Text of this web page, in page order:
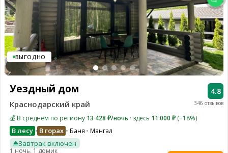
ВЫГОДНО
346 отзывов
4.8
Уездный дом
Краснодарский край
💰 В среднем по региону 13 428 ₽/ночь · здесь 11 000 ₽ (−18%)
В лесу • В горах Баня Мангал
Завтрак включен
1 ночь, 1 домик